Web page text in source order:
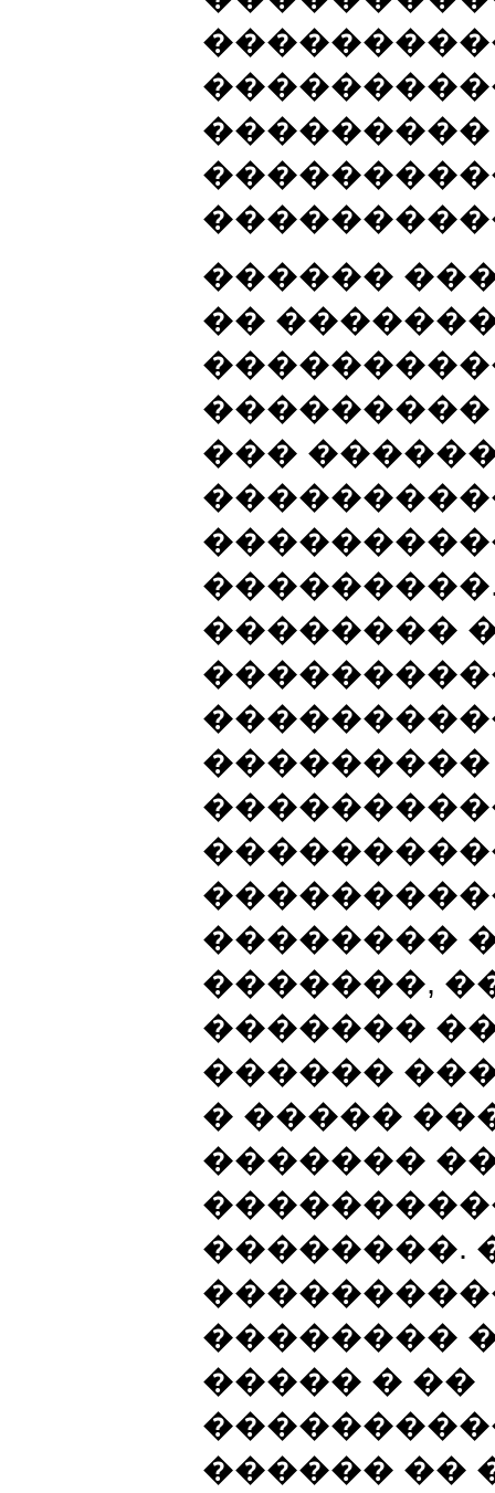
������
��
���
��������
���������
��������
�������,
�������
������
� �����
�������
��������.
��������
����� � ��
������ ��